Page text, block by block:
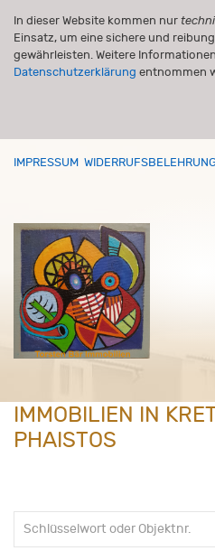
In dieser Website kommen nur
Einsatz, um eine sichere und
gewährleisten. Weitere
Datenschutzerklärung entnommen
IMPRESSUM
IMMOBILIEN IN
PHAISTOS